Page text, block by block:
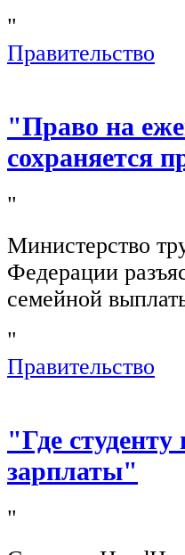
"
Правительство
"Право на
сохраняется
"
Министерство
Федерации
семейной
"
Правительство
"Где
зарплаты"
"